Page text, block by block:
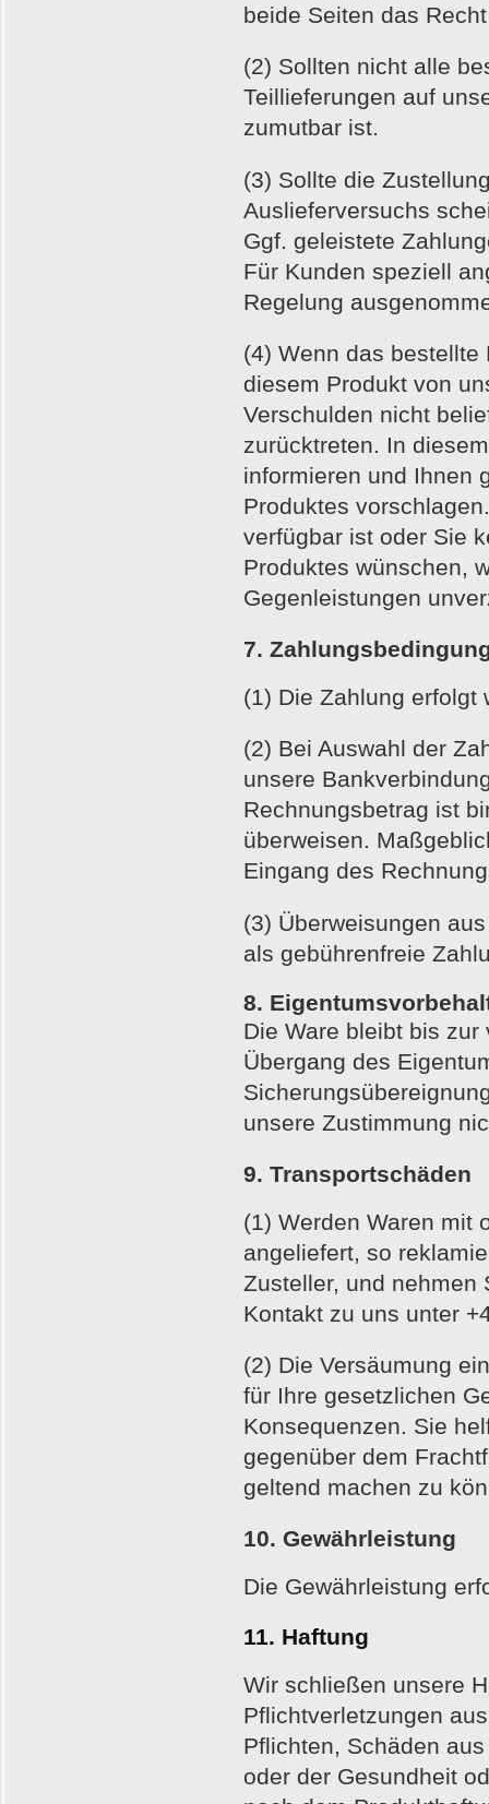
beide Seiten das
(2) Sollten nicht alle
Teillieferungen auf
zumutbar ist.
(3) Sollte die
Auslieferversuchs
Ggf. geleistete
Für Kunden speziell
Regelung
(4) Wenn das
diesem Produkt von
Verschulden nicht
zurücktreten. In
informieren und Ihnen
Produktes
verfügbar ist oder Sie
Produktes wünschen,
Gegenleistungen
7.
(1) Die Zahlung erfolgt
(2) Bei Auswahl der
unsere
Rechnungsbetrag ist
überweisen.
Eingang des
(3) Überweisungen
als gebührenfreie
8.
Die Ware bleibt bis
Übergang des
unsere Zustimmung
9. Transportschäden
(1) Werden Waren mit
angeliefert, so
Zusteller, und nehmen
Kontakt zu uns unter
(2) Die Versäumung
für Ihre gesetzlichen
Konsequenzen. Sie
gegenüber dem
geltend machen zu
10. Gewährleistung
Die Gewährleistung
11. Haftung
Wir schließen unsere
Pflichtverletzungen
Pflichten, Schäden
oder der Gesundheit